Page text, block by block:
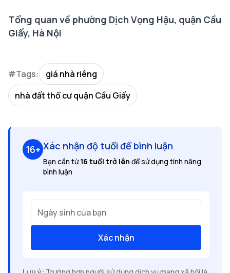
Tổng quan về phường Dịch Vọng Hậu, quận Cầu
Giấy, Hà Nội
#Tags:
giá nhà riêng
nhà đất thổ cư quận Cầu Giấy
16+ Xác nhận độ tuổi để bình luận
Bạn cần từ16 tuổi trở lên để sử dụng tính năng
bình luận
Ngày sinh của bạn
Xác nhận